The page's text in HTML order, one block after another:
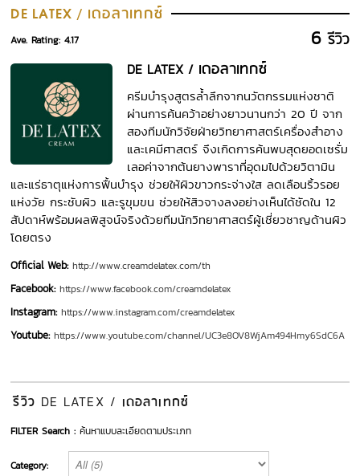
DE LATEX / เดอลาเทกซ์
6รีวิว
Ave. Rating: 4.17
DE LATEX / เดอลาเทกซ์
ครีมบำรุงสูตรล้ำลึกจากนวัตกรรมแห่งชาติ
ผ่านการค้นคว้าอย่างยาวนานกว่า 20 ปี จาก
สองทีมนักวิจัยฝ่ายวิทยาศาสตร์เครื่องสำอาง
และเคมีศาสตร์ จึงเกิดการค้นพบสุดยอดเซรั่ม
เลอค่าจากต้นยางพาราที่อุดมไปด้วยวิตามิน
และแร่ธาตุแห่งการฟื้นบำรุง ช่วยให้ผิวขาวกระจ่างใส ลดเลือนริ้วรอย
แห่งวัย กระชับผิว และรูขุมขน ช่วยให้สิวจางลงอย่างเห็นได้ชัดใน 12
สัปดาห์พร้อมผลพิสูจน์จริงด้วยทีมนักวิทยาศาสตร์ผู้เชี่ยวชาญด้านผิว
Official Web: http://www.creamdelatex.com/th
Facebook: https://www.facebook.com/creamdelatex
Instagram: https://www.instagram.com/creamdelatex
Youtube: https://www.youtube.com/channel/UC3e8OV8WjAm494Hmy6SdC6A
รีวิว DE LATEX / เดอลาเทกซ์
FILTER Search : ค้นหาแบบละเอียดตามประเภท
Category: